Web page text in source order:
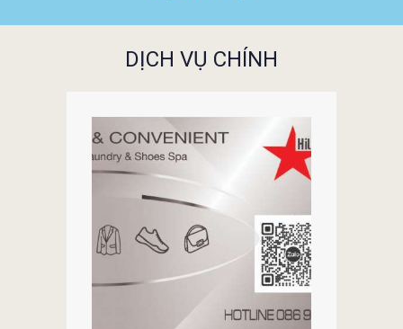
DỊCH VỤ CHÍNH